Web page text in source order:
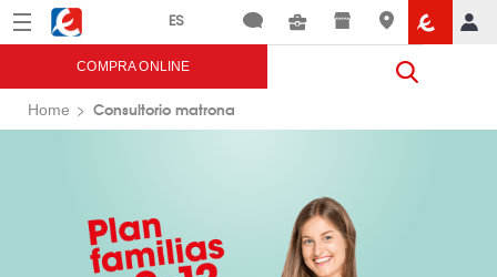
Menú Eroski
COMPRA ONLINE
Home Consultorio matrona